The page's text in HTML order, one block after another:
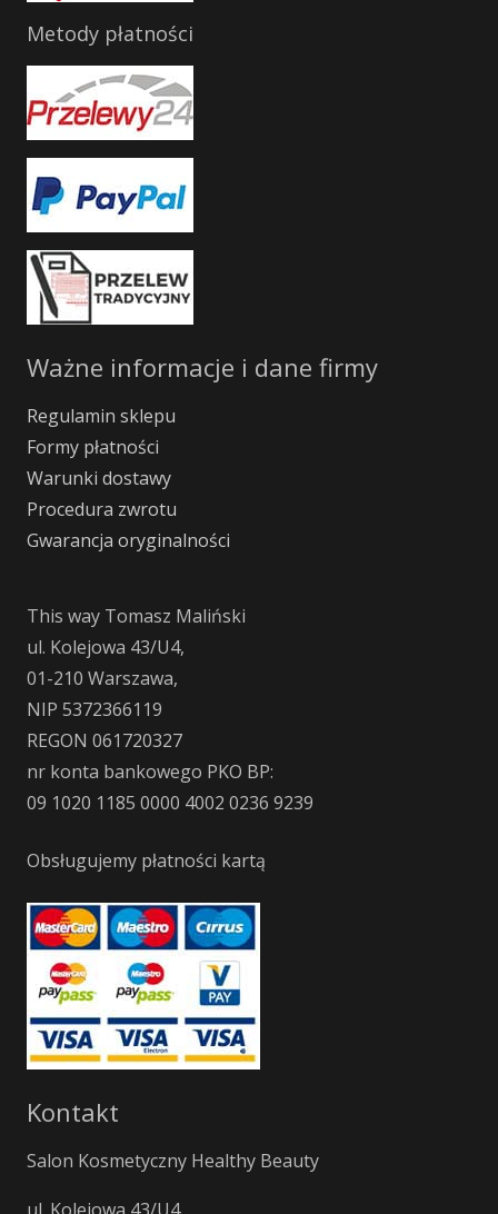
Metody płatności
Ważne informacje i dane firmy
Regulamin sklepu
Formy płatności
Warunki dostawy
Procedura zwrotu
Gwarancja oryginalności
This way Tomasz Maliński
ul. Kolejowa 43/U4,
01-210 Warszawa,
NIP 5372366119
REGON 061720327
nr konta bankowego PKO BP:
09 1020 1185 0000 4002 0236 9239
Obsługujemy płatności kartą
Kontakt
Salon Kosmetyczny Healthy Beauty
ul. Kolejowa 43/U4,